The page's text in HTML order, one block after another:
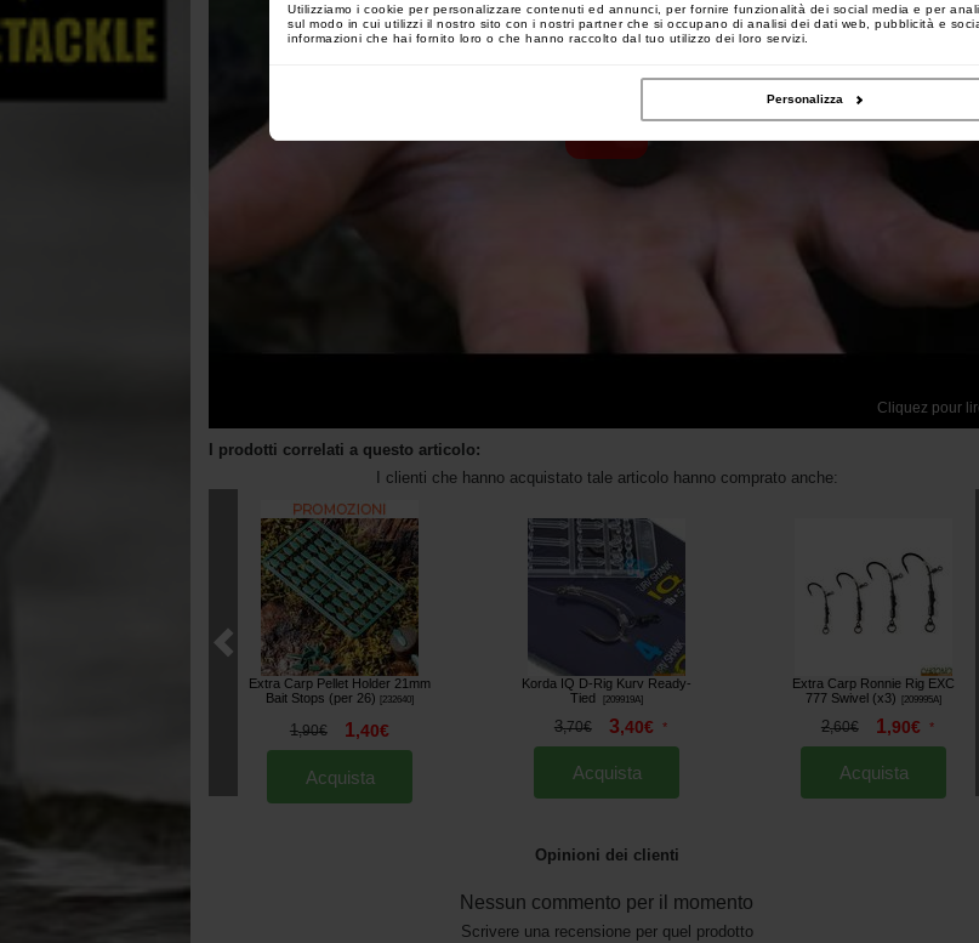
Utilizziamo i cookie per personalizzare contenuti ed annunci, per fornire funzionalità dei social media e per
sul modo in cui utilizzi il nostro sito con i nostri partner che si occupano di analisi dei dati web, pubblicità e
informazioni che hai fornito loro o che hanno raccolto dal tuo utilizzo dei loro servizi.
Personalizza
Cliquez pour
I prodotti correlati a questo articolo:
I clienti che hanno acquistato tale articolo hanno comprato anche:
Extra Carp Pellet Holder 21mm
Bait Stops (per 26)
[232640]
1,90€ 1,40€
Acquista
Korda IQ D-Rig Kurv Ready-
Tied
[209919A]
3,70€ 3,40€ *
Acquista
Extra Carp Ronnie Rig EXC
777 Swivel (x3)
209995A]
2,60€ 1,90€ *
Acquista
Opinioni dei clienti
Nessun commento per il momento
Scrivere una recensione per quel prodotto